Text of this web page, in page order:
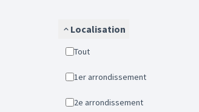
Localisation
Tout
1er arrondissement
2e arrondissement